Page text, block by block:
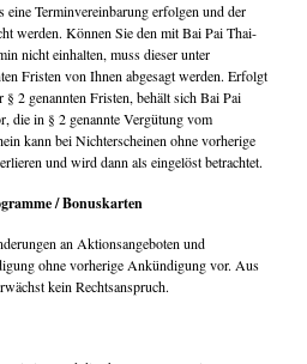
eine Terminvereinbarung erfolgen und der
werden. Können Sie den mit Bai Pai Thai-
nicht einhalten, muss dieser unter
Fristen von Ihnen abgesagt werden. Erfolgt
2 genannten Fristen, behält sich Bai Pai
die in § 2 genannte Vergütung vom
kann bei Nichterscheinen ohne vorherige
und wird dann als eingelöst betrachtet.
/ Bonuskarten
an Aktionsangeboten und
ohne vorherige Ankündigung vor. Aus
kein Rechtsanspruch.